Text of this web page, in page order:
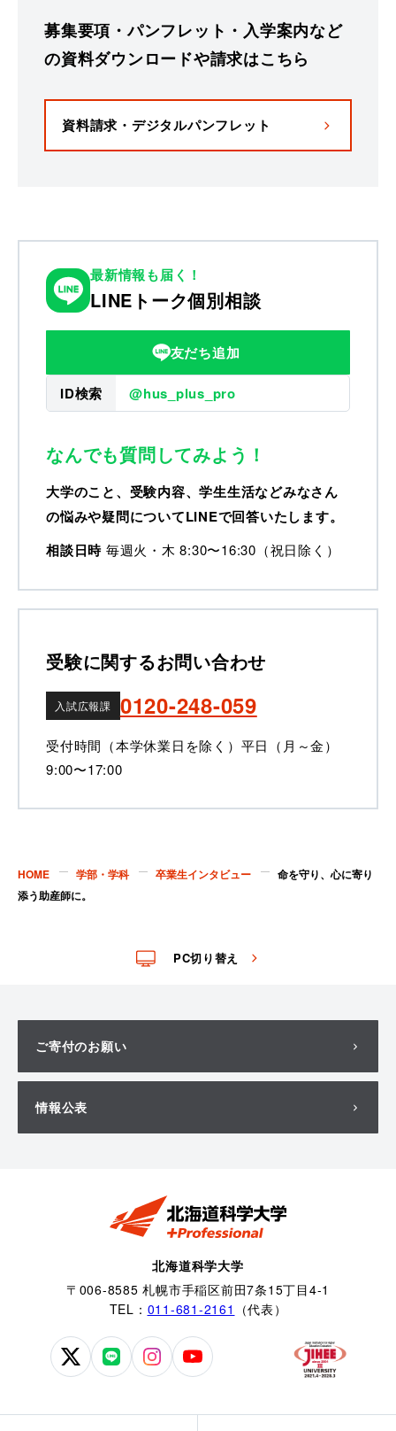
募集要項・パンフレット・入学案内など
の資料ダウンロードや請求はこちら
資料請求・デジタルパンフレット
最新情報も届く！
LINEトーク個別相談
友だち追加
ID検索 @hus_plus_pro
なんでも質問してみよう！
大学のこと、受験内容、学生生活などみなさん
の悩みや疑問についてLINEで回答いたします。
相談日時 毎週火・木 8:30〜16:30（祝日除く）
受験に関するお問い合わせ
入試広報課 0120-248-059
受付時間（本学休業日を除く） 平日（月～金）
9:00〜17:00
HOME 学部・学科 卒業生インタビュー
命を守り、心に寄り
添う助産師に。
PC切り替え
ご寄付のお願い
情報公表
北海道科学大学
〒006-8585 札幌市手稲区前田7条15丁目4-1
TEL： 011-681-2161 （代表）
北
北
北
北